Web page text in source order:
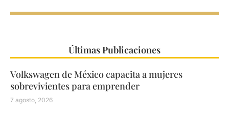
Últimas Publicaciones
Volkswagen de México capacita a mujeres
sobrevivientes para emprender
7 agosto, 2026